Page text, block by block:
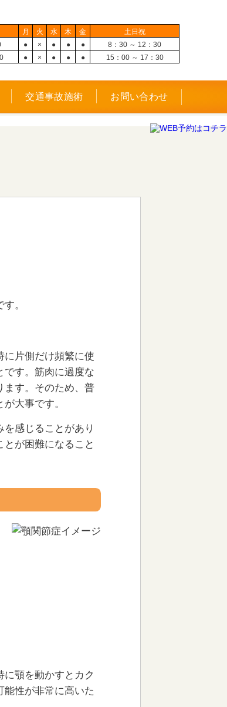
月 火 水 木 金
土日祝
● × ● ● ●
8：30 ～ 12：30
● × ● ● ● 15：00 ～ 17：30
交通事故施術 お問い合わせ
。
に片側だけ頻繁に使
です。筋肉に過度な
ます。そのため、普
大事です。
感じることがあり
が困難になること
顎を動かすとカク
能性が非常に高いた